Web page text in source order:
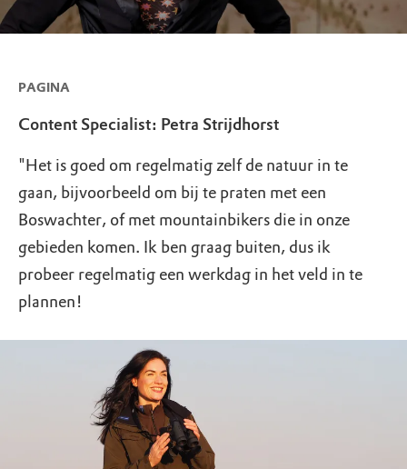
PAGINA
Content Specialist: Petra Strijdhorst
"Het is goed om regelmatig zelf de natuur in te
gaan, bijvoorbeeld om bij te praten met een
Boswachter, of met mountainbikers die in onze
gebieden komen. Ik ben graag buiten, dus ik
probeer regelmatig een werkdag in het veld in te
plannen!